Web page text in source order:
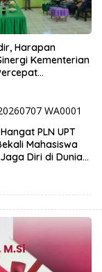
Harapan
Kementerian
PLN UPT
Mahasiswa
Diri di Dunia